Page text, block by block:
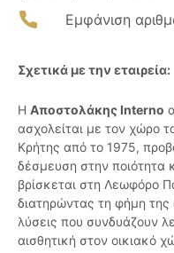
Εμφάνιση
Σχετικά με την εταιρεία:
Η Αποστολάκης Interno
ασχολείται με τον χώρο
Κρήτης από το 1975,
δέσμευση στην ποιότητα
βρίσκεται στη Λεωφόρο
διατηρώντας τη φήμη
λύσεις που συνδυάζουν
αισθητική στον οικιακό